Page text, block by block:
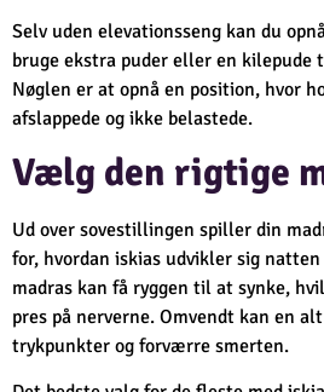
Selv uden elevationsseng kan du
bruge ekstra puder eller en kilepude
Nøglen er at opnå en position, hvor
afslappede og ikke belastede.
Vælg den rigtige
Ud over sovestillingen spiller din
for, hvordan iskias udvikler sig
madras kan få ryggen til at synke,
pres på nerverne. Omvendt kan en
trykpunkter og forværre smerten.